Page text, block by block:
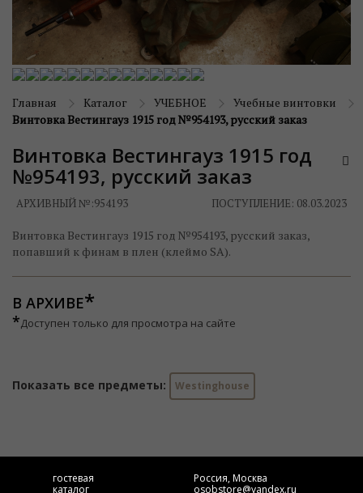
Главная Каталог УЧЕБНОЕ
Учебные винтовки
Винтовка Вестингауз 1915 год №954193, русский заказ
Винтовка Вестингауз 1915 год
№954193, русский заказ
АРХИВНЫЙ №:954193 ПОСТУПЛЕНИЕ: 08.03.2023
Винтовка Вестингауз 1915 год №954193, русский заказ,
попавший к финам в плен (клеймо SA).
В АРХИВЕ
*Доступен только для просмотра на сайте
Показать все предметы: Westinghouse
гостевая
каталог
Россия, Москва
osobstore@yandex.ru